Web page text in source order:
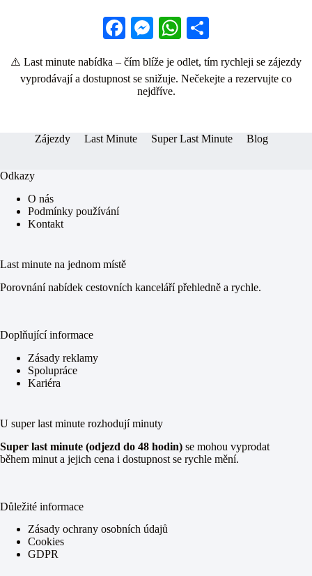
Fa
bo
ok
M
se
ng
W
ts re
⚠️ Last minute nabídka – čím blíže je odlet, tím rychleji se zájezdy
vyprodávají a dostupnost se snižuje. Nečekejte a rezervujte co
nejdříve.
Zájezdy Last Minute Super Last Minute Blog
Odkazy
O nás
Podmínky používání
Kontakt
Last minute na jednom místě
Porovnání nabídek cestovních kanceláří přehledně a rychle.
Doplňující informace
Zásady reklamy
Spolupráce
Kariéra
U super last minute rozhodují minuty
Super last minute (odjezd do 48 hodin) se mohou vyprodat
během minut a jejich cena i dostupnost se rychle mění.
Důležité informace
Zásady ochrany osobních údajů
Cookies
GDPR